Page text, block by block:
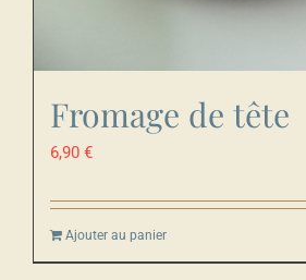
Fromage de tête
6,90 €
Ajouter au panier